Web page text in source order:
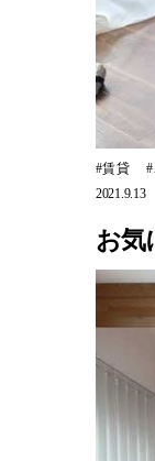
賃貸
2021.9.13
お気